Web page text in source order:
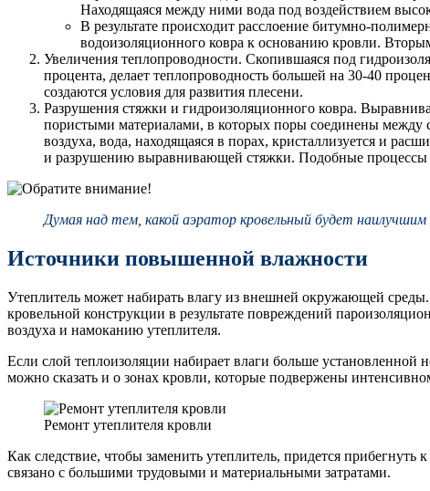
Находящаяся между ними вода под воздействием
В результате происходит расслоение битумно-
водоизоляционного ковра к основанию кровли.
Увеличения теплопроводности. Скопившаяся под
процента, делает теплопроводность большей на 30-40
создаются условия для развития плесени.
Разрушения стяжки и гидроизоляционного ковра.
пористыми материалами, в которых поры соединены
воздуха, вода, находящаяся в порах, кристаллизуется и
и разрушению выравнивающей стяжки. Подобные процессы
Думая над тем, какой аэратор кровельный будет
Источники повышенной влажности
Утеплитель может набирать влагу из внешней окружающей
кровельной конструкции в результате повреждений
воздуха и намоканию утеплителя.
Если слой теплоизоляции набирает влаги больше
можно сказать и о зонах кровли, которые подвержены
Ремонт утеплителя кровли
Как следствие, чтобы заменить утеплитель, придется
связано с большими трудовыми и материальными затратами.